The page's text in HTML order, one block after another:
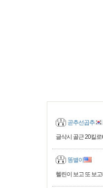
곧추선곱추
글삭시 골근 20킬
똥별이
헬린이 보고 또 보